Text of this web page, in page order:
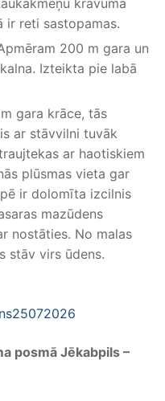
krāvuma
ir reti sastopamas.
200 m gara un
Izteikta pie labā
gara krāce, tās
ar stāvvilni tuvāk
ar haotiskiem
plūsmas vieta gar
ir dolomīta izcilnis
mazūdens
nostāties. No malas
stāv virs ūdens.
posmā Jēkabpils –